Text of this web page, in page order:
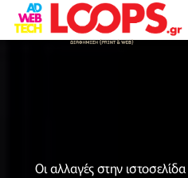
Οι αλλαγές στην